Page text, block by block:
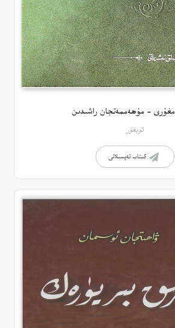
– مۇھەممەتجان راشىدىن
ئۇيغۇر
كىتاب تەپسىلاتى